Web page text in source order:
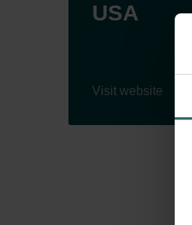
USA
Visit website